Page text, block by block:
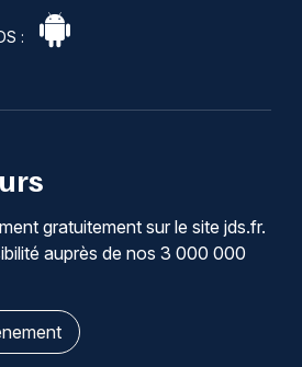
:
gratuitement sur le site jds.fr.
auprès de nos 3 000 000